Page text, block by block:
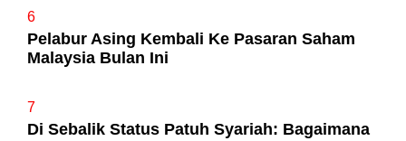
6
Pelabur Asing Kembali Ke Pasaran Saham
Malaysia Bulan Ini
7
Di Sebalik Status Patuh Syariah: Bagaimana